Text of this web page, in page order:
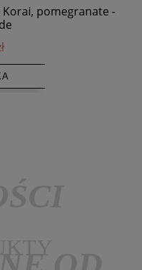
Korai, pomegranate -